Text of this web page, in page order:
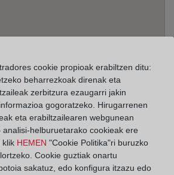
29007
cookie propioak erabiltzen ditu:
beharrezkoak direnak eta
zerbitzura ezaugarri jakin
gogoratzeko. Hirugarrenen
eta erabiltzailearen webgunean
helburuetarako cookieak ere
klik HEMEN "Cookie Politika"ri buruzko
Cookie guztiak onartu
sakatuz, edo konfigura itzazu edo